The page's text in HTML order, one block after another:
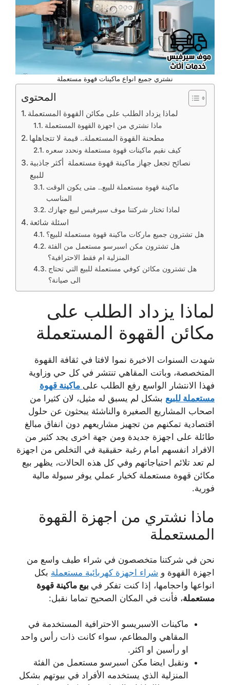
نشتري جميع انواع ماكينات قهوة مستعملة
المحتوى
لماذا يزداد الطلب على مكائن القهوة المستعملة
ماذا نشتري من اجهزة القهوة المستعملة
مطحنة القهوة المستعملة.. قيمة لا تتجاهلها
كيف نقيم ماكينات قهوة مستعملة ونحدد سعره
نصائح تجعل جهاز ماكينة قهوة مستعملة أكثر جاذبية
للبيع
ماكينة قهوة مستعملة للبيع.. متى يكون الوقت
المناسب
لماذا تختار شركتنا موف سيرفيس لبيع جهازك
اسئلة شائعة
هل تشترون جميع ماركات ماكينة قهوة مستعملة للبيع؟
هل تشترون مكن اسبرسو مستعمل من الفئة
المنزلية ام فقط الاحترافية؟
هل تشترون مكائن كوفي مستعملة للبيع التي تحتاج
الى صيانة؟
لماذا يزداد الطلب على
مكائن القهوة المستعملة
شهدت السنوات الاخيرة نموا لافتا في ثقافة القهوة
المتخصصة، وباتت المقاهي تنتشر في كل حي وزاوية
فهذا الانتشار الواسع رفع الطلب على ماكينة قهوة
مستعملة للبيع بشكل لم يسبق له مثيل، لان كثيرا من
اصحاب المشاريع الصغيرة والناشئة يبحثون عن حلول
اقتصادية تمكنهم من تجهيز مشاريعهم دون انفاق مبالغ
طائلة على اجهزة جديدة ومن جهة اخرى يجد كثير من
الافراد انفسهم امام رغبة حقيقية في التخلص من اجهزة
لم تعد تلائم احتياجاتهم وفي كل هذه الحالات، يظهر بيع
مكائن قهوة مستعملة كخيار عملي يوفر سيولة مالية
فورية.
ماذا نشتري من اجهزة القهوة
المستعملة
نحن في شركتنا متخصصون في شراء طيف واسع من
اجهزة القهوة و شراء اجهزة كهربائية مستعملة بكل
انواعها واحجامها، إذا كنت تفكر في بيع ماكينة قهوة
مستعملة، فأنت في المكان الصحيح تماما نقبل:
ماكينات الاسبريسو الاحترافية المستخدمة في
المقاهي والمطاعم، سواء كانت ذات رأس واحد
او رأسين او اكثر.
ونقبل ايضا مكن اسبرسو مستعمل من الفئة
المنزلية الذي يستخدمه الأفراد في بيوتهم بشكل